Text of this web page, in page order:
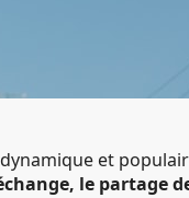
et
le partage